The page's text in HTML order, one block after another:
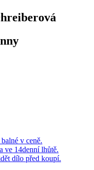
v ceně.
ve 14denní lhůtě.
dílo před koupí.